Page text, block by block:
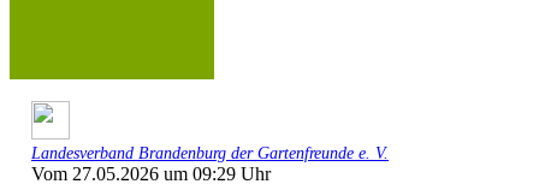
Landesverband Brandenburg der Gartenfreunde e. V.
Vom 27.05.2026 um 09:29 Uhr